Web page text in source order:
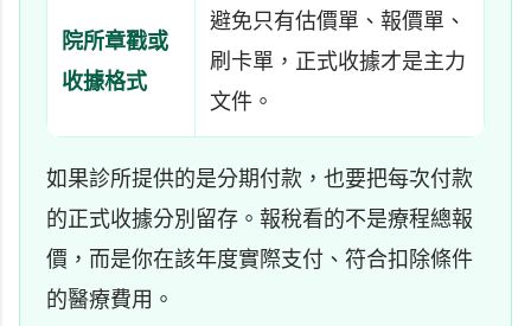
院所章戳或
收據格式
避免只有估價單、報價單、
刷卡單，正式收據才是主力
文件。
如果診所提供的是分期付款，也要把每次付款
的正式收據分別留存。報稅看的不是療程總報
價，而是你在該年度實際支付、符合扣除條件
的醫療費用。